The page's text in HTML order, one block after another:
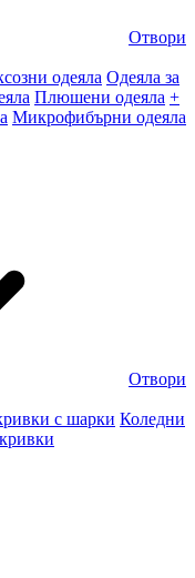
Отвори
одеяла Одеяла за
Плюшени одеяла +
Микрофибърни одеяла
Отвори
с шарки Коледни